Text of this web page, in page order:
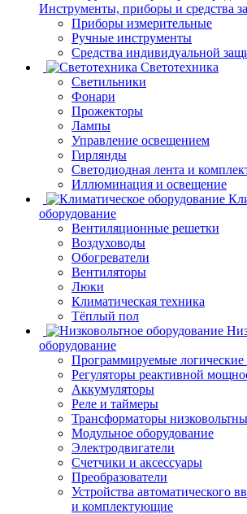
Инструменты, приборы и средства
Приборы измерительные
Ручные инструменты
Средства индивидуальной
Светотехника
Светильники
Фонари
Прожекторы
Лампы
Управление освещением
Гирлянды
Светодиодная лента и
Иллюминация и освещение
оборудование
Вентиляционные решетки
Воздуховоды
Обогреватели
Вентиляторы
Люки
Климатическая техника
Тёплый пол
оборудование
Программируемые логические
Регуляторы реактивной
Аккумуляторы
Реле и таймеры
Трансформаторы
Модульное оборудование
Электродвигатели
Счетчики и аксессуары
Преобразователи
Устройства автоматического
и комплектующие